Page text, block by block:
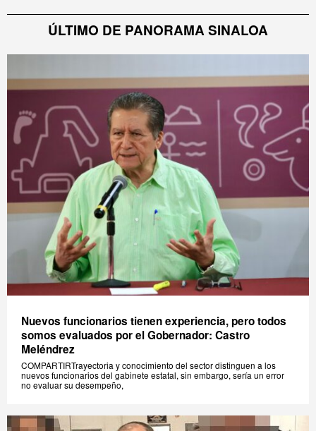
ÚLTIMO DE PANORAMA SINALOA
Nuevos funcionarios tienen experiencia, pero todos
somos evaluados por el Gobernador: Castro
Meléndrez
COMPARTIRTrayectoria y conocimiento del sector distinguen a los
nuevos funcionarios del gabinete estatal, sin embargo, sería un error
no evaluar su desempeño,